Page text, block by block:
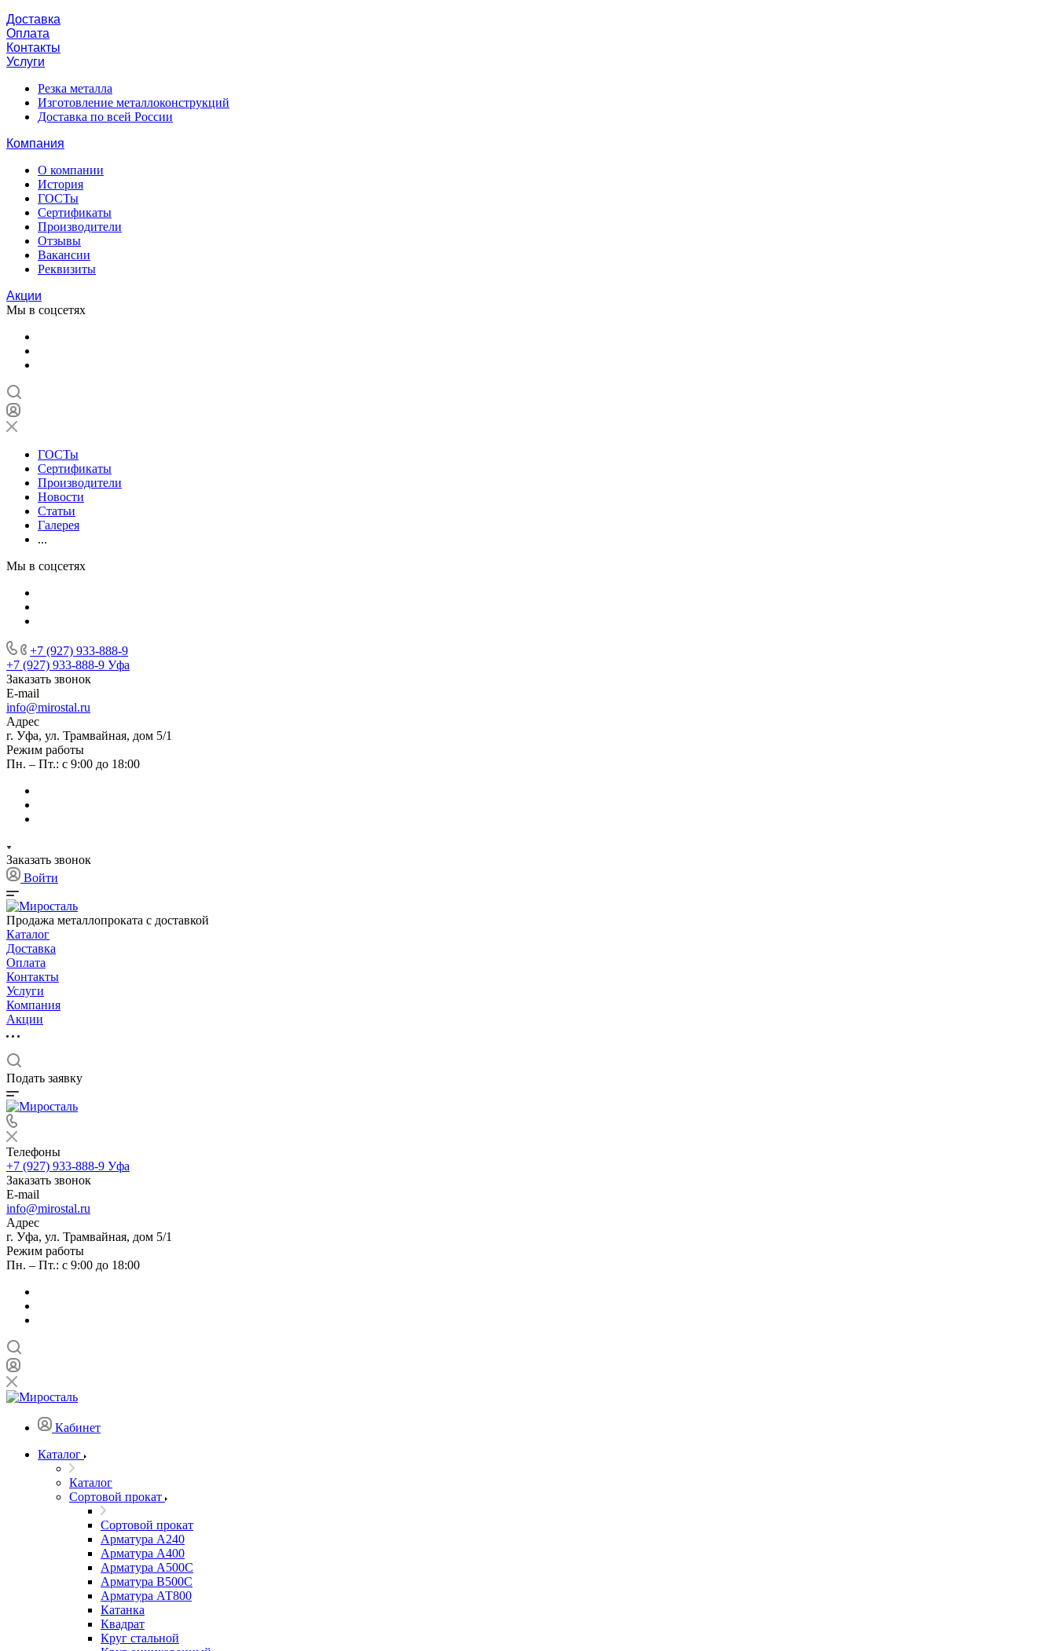
Доставка
Оплата
Контакты
Услуги
Резка металла
Изготовление металлоконструкций
Доставка по всей России
Компания
О компании
История
ГОСТы
Сертификаты
Производители
Отзывы
Вакансии
Реквизиты
Акции
Мы в соцсетях
ГОСТы
Сертификаты
Производители
Новости
Статьи
Галерея
...
Мы в соцсетях
+7 (927) 933-888-9
+7 (927) 933-888-9 Уфа
Заказать звонок
E-mail
info@mirostal.ru
Адрес
г. Уфа, ул. Трамвайная, дом 5/1
Режим работы
Пн. – Пт.: с 9:00 до 18:00
Заказать звонок
Войти
Продажа металлопроката с доставкой
Каталог
Доставка
Оплата
Контакты
Услуги
Компания
Акции
Подать заявку
Телефоны
+7 (927) 933-888-9 Уфа
Заказать звонок
E-mail
info@mirostal.ru
Адрес
г. Уфа, ул. Трамвайная, дом 5/1
Режим работы
Пн. – Пт.: с 9:00 до 18:00
Кабинет
Каталог
Каталог
Сортовой прокат
Сортовой прокат
Арматура А240
Арматура А400
Арматура А500C
Арматура В500С
Арматура АТ800
Катанка
Квадрат
Круг стальной